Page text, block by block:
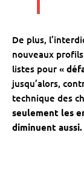
De plus,
nouveaux
listes pour «
jusqu’alors,
technique des
seulement les
diminuent aussi.